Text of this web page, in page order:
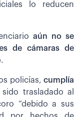
lo reducen
aún no se
de cámaras de
policías, cumplía
trasladado al
“debido a sus